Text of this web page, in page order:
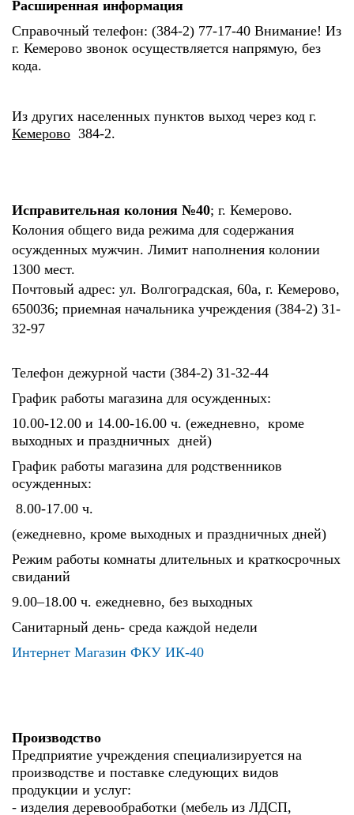
Расширенная информация
Справочный телефон: (384-2) 77-17-40 Внимание! Из
г. Кемерово звонок осуществляется напрямую, без
кода.
Из других населенных пунктов выход через код г.
Кемерово 384-2.
Исправительная колония №40; г. Кемерово.
Колония общего вида режима для содержания
осужденных мужчин. Лимит наполнения колонии
1300 мест.
Почтовый адрес: ул. Волгоградская, 60а, г. Кемерово,
650036; приемная начальника учреждения (384-2) 31-
32-97
Телефон дежурной части (384-2) 31-32-44
График работы магазина для осужденных:
10.00-12.00 и 14.00-16.00 ч. (ежедневно, кроме
выходных и праздничных дней)
График работы магазина для родственников
осужденных:
8.00-17.00 ч.
(ежедневно, кроме выходных и праздничных дней)
Режим работы комнаты длительных и краткосрочных
свиданий
9.00–18.00 ч. ежедневно, без выходных
Санитарный день- среда каждой недели
Интернет Магазин ФКУ ИК-40
Производство
Предприятие учреждения специализируется на
производстве и поставке следующих видов
продукции и услуг:
- изделия деревообработки (мебель из ЛДСП,